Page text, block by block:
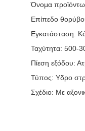
Όνομα
Επίπεδο
Εγκατάσταση:
Ταχύτητα: 500-
Πίεση εξόδου:
Τύπος: Υδρο
Σχέδιο: Με